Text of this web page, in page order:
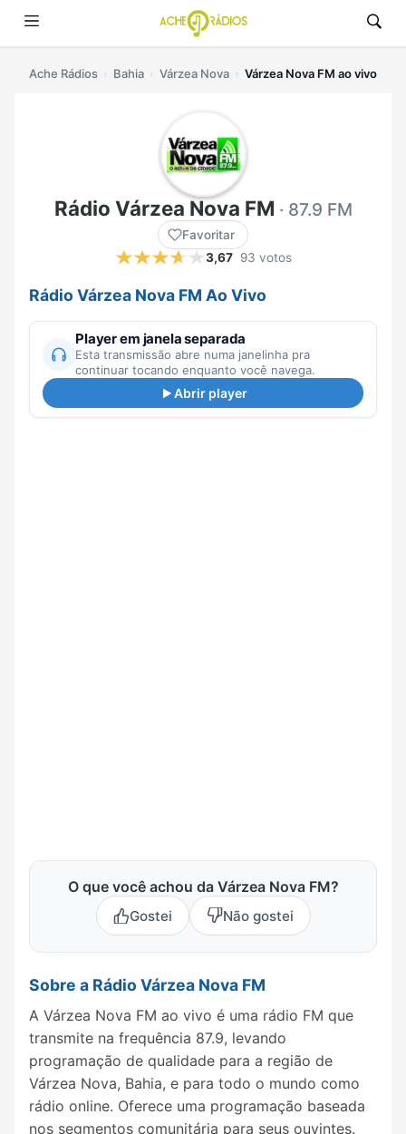
Ache Rádios Bahia Várzea Nova Várzea Nova FM ao vivo
Rádio Várzea Nova FM · 87.9 FM
Favoritar
3,67 93 votos
Rádio Várzea Nova FM Ao Vivo
Player em janela separada
Esta transmissão abre numa janelinha pra
continuar tocando enquanto você navega.
Abrir player
O que você achou da Várzea Nova FM?
Gostei Não gostei
Sobre a Rádio Várzea Nova FM
A Várzea Nova FM ao vivo é uma rádio FM que
transmite na frequência 87.9, levando
programação de qualidade para a região de
Várzea Nova, Bahia, e para todo o mundo como
rádio online. Oferece uma programação baseada
nos segmentos comunitária para seus ouvintes.